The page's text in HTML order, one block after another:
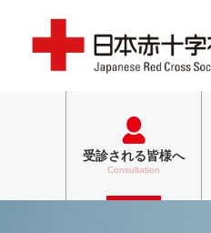
受診される皆様へ
Consultation